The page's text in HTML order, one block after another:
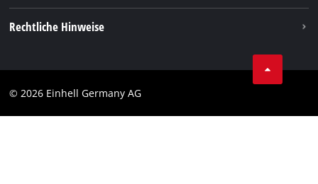
Vertrag widerrufen
Rechtliche Hinweise
Impressum
© 2026 Einhell Germany AG